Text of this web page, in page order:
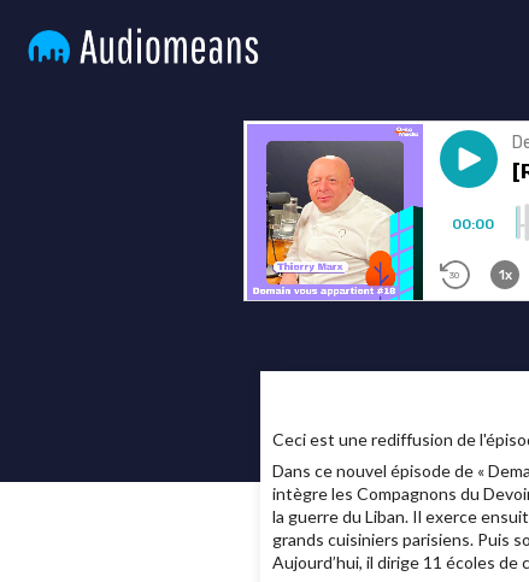
Ceci est une rediffusion de
Dans ce nouvel épisode de «
intègre les Compagnons du
la guerre du Liban. Il exerce
grands cuisiniers parisiens. Puis
Aujourd’hui, il dirige 11 écoles